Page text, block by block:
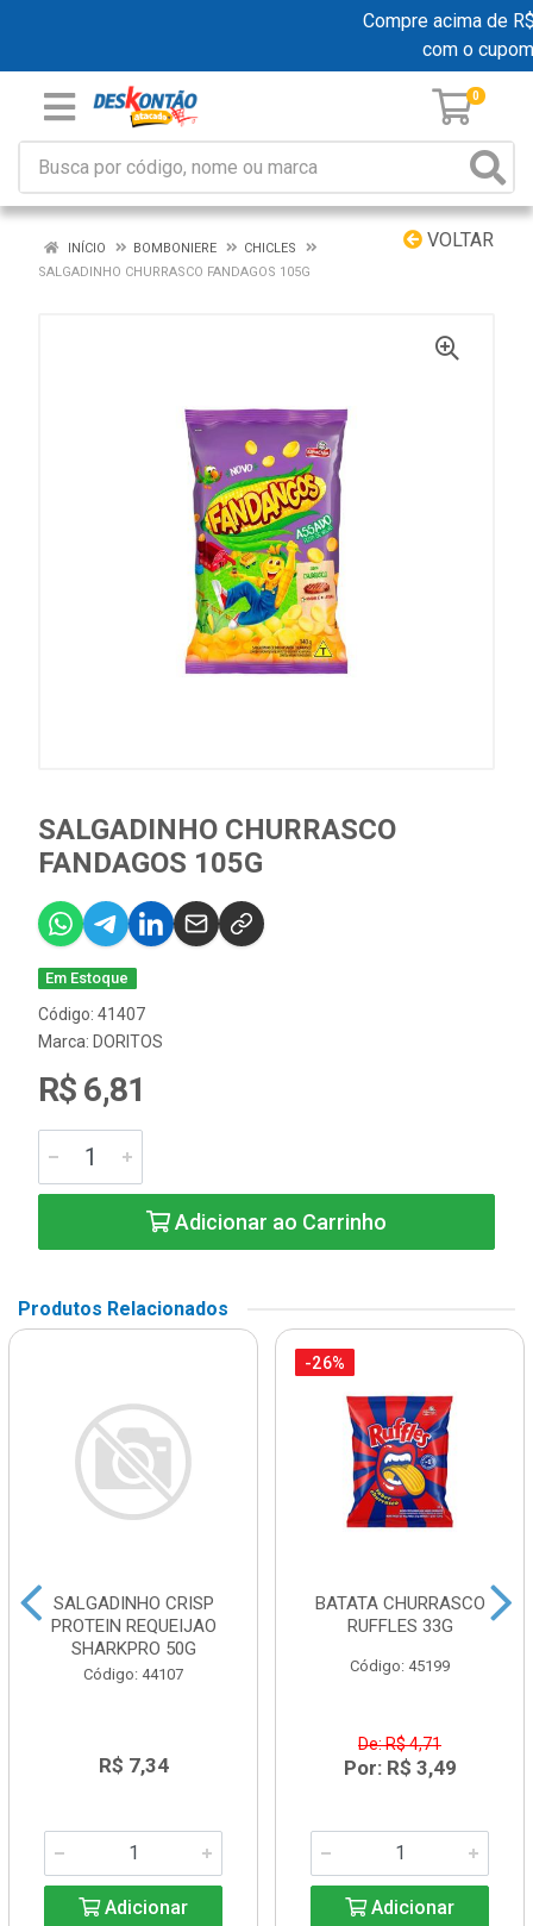
Compre acima de
com o cupom
0
VOLTAR
INÍCIO BOMBONIERE
CHICLES
SALGADINHO CHURRASCO FANDAGOS 105G
SALGADINHO CHURRASCO
FANDAGOS 105G
Em Estoque
Código: 41407
Marca: DORITOS
R$ 6,81
Adicionar ao Carrinho
Produtos Relacionados
SALGADINHO CRISP
PROTEIN REQUEIJAO
SHARKPRO 50G
Código: 44107
R$ 7,34
Adicionar
-26%
BATATA CHURRASCO
RUFFLES 33G
Código: 45199
De: R$ 4,71
Por: R$ 3,49
Adicionar